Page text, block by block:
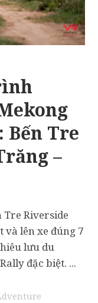
Bến Tre
–
Tre Riverside
và lên xe đúng 7
lưu du
đặc biệt.